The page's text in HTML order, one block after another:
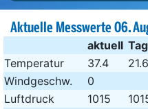
Aktuelle Messwerte 06.
aktuell
Temperatur
37.4 21.6
Windgeschw.
0
Luftdruck
1015